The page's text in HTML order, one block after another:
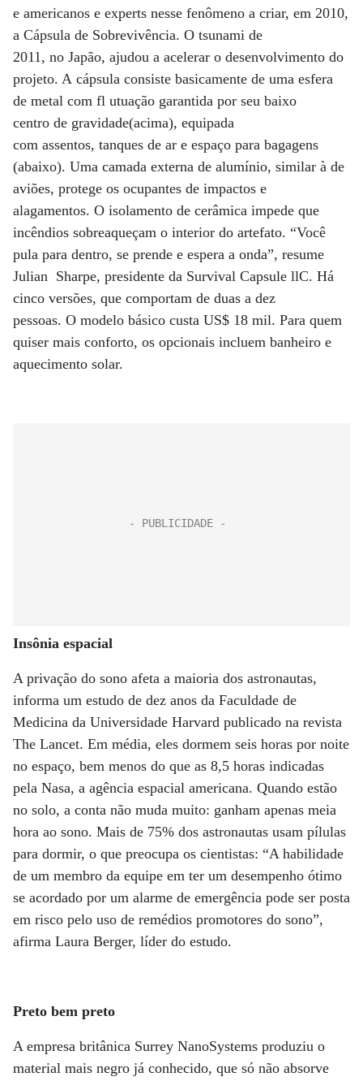
e americanos e experts nesse fenômeno a criar, em 2010,
a Cápsula de Sobrevivência. O tsunami de
2011, no Japão, ajudou a acelerar o desenvolvimento do
projeto. A cápsula consiste basicamente de uma esfera
de metal com fl utuação garantida por seu baixo
centro de gravidade(acima), equipada
com assentos, tanques de ar e espaço para bagagens
(abaixo). Uma camada externa de alumínio, similar à de
aviões, protege os ocupantes de impactos e
alagamentos. O isolamento de cerâmica impede que
incêndios sobreaqueçam o interior do artefato. “Você
pula para dentro, se prende e espera a onda”, resume
Julian Sharpe, presidente da Survival Capsule llC. Há
cinco versões, que comportam de duas a dez
pessoas. O modelo básico custa US$ 18 mil. Para quem
quiser mais conforto, os opcionais incluem banheiro e
aquecimento solar.
Insônia espacial
A privação do sono afeta a maioria dos astronautas,
informa um estudo de dez anos da Faculdade de
Medicina da Universidade Harvard publicado na revista
The Lancet. Em média, eles dormem seis horas por noite
no espaço, bem menos do que as 8,5 horas indicadas
pela Nasa, a agência espacial americana. Quando estão
no solo, a conta não muda muito: ganham apenas meia
hora ao sono. Mais de 75% dos astronautas usam pílulas
para dormir, o que preocupa os cientistas: “A habilidade
de um membro da equipe em ter um desempenho ótimo
se acordado por um alarme de emergência pode ser posta
em risco pelo uso de remédios promotores do sono”,
afirma Laura Berger, líder do estudo.
Preto bem preto
A empresa britânica Surrey NanoSystems produziu o
material mais negro já conhecido, que só não absorve